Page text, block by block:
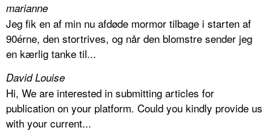
marianne
Jeg fik en af min nu afdøde mormor tilbage i starten af
90érne, den stortrives, og når den blomstre sender jeg
en kærlig tanke til...
David Louise
Hi, We are interested in submitting articles for
publication on your platform. Could you kindly provide us
with your current...